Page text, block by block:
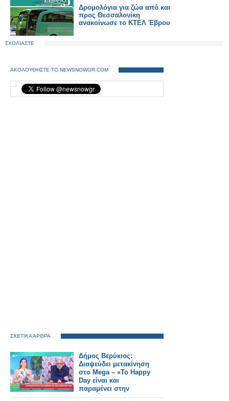
Δρομολόγια για ζώα από και
προς Θεσσαλονίκη
ανακοίνωσε το ΚΤΕΛ Έβρου
ΣΧΟΛΙΑΣΤΕ
ΑΚΟΛΟΥΘΗΣΤΕ ΤΟ NEWSNOWGR.COM
ΣΧΕΤΙΚΑ ΑΡΘΡΑ
Δήμος Βερύκιος:
Διαψεύδει μετακίνηση
στο Mega – «Το Happy
Day είναι και
παραμένει στην
καρδιά μου»